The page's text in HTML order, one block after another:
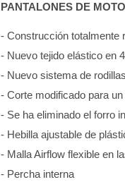
PANTALONES DE
- Construcción totalmente
- Nuevo tejido elástico en
- Nuevo sistema de
- Corte modificado para
- Se ha eliminado el forro
- Hebilla ajustable de
- Malla Airflow flexible en
- Percha interna